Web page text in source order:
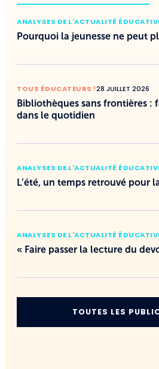
ANALYSES DE L'ACTUALITÉ
Pourquoi la jeunesse ne peut
TOUS ÉDUCATEURS !28 JUILLET 2026
Bibliothèques sans frontières :
dans le quotidien
ANALYSES DE L'ACTUALITÉ
L’été, un temps retrouvé pour
ANALYSES DE L'ACTUALITÉ
« Faire passer la lecture du
TOUTES LES